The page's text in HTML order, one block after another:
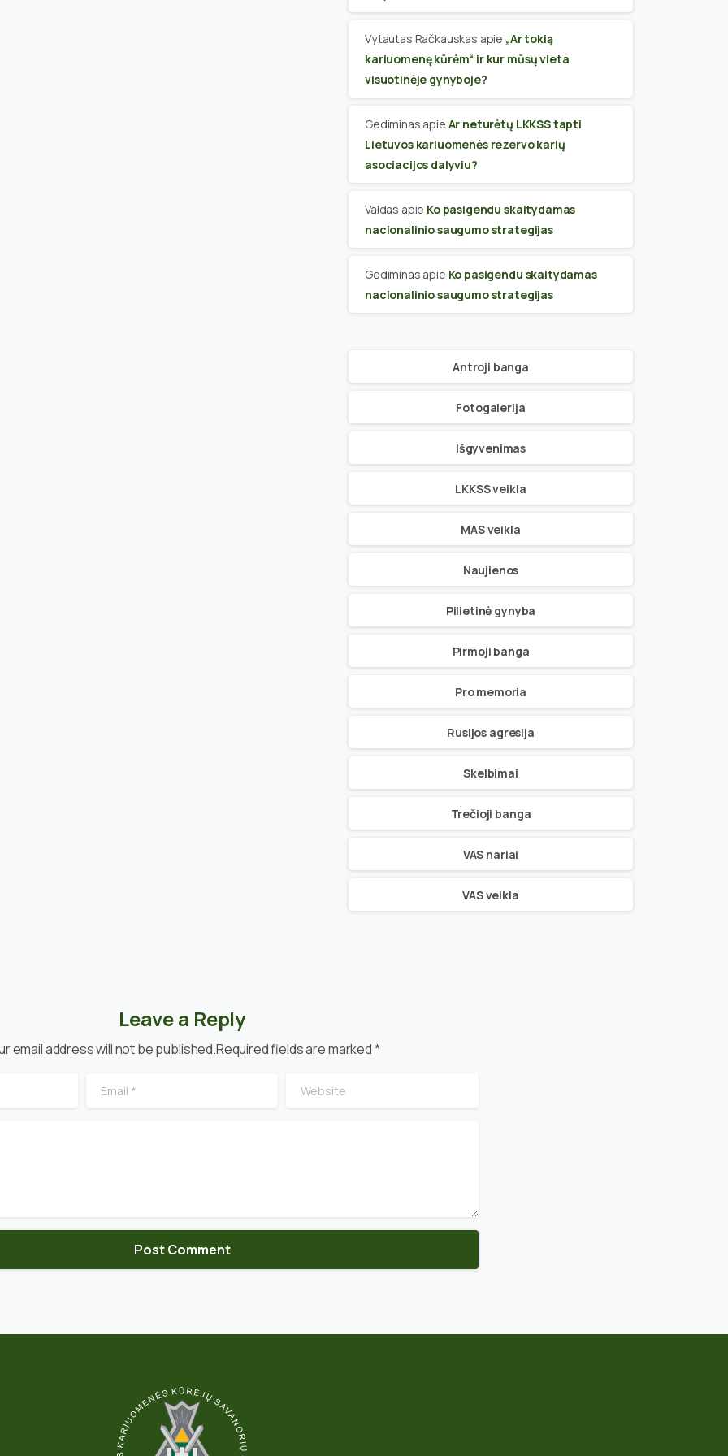
Vytautas Račkauskas apie „Ar tokią
kariuomenę kūrėm“ ir kur mūsų vieta
visuotinėje gynyboje?
Gediminas apie Ar neturėtų LKKSS tapti
Lietuvos kariuomenės rezervo karių
asociacijos dalyviu?
Valdas apie Ko pasigendu skaitydamas
nacionalinio saugumo strategijas
Gediminas apie Ko pasigendu skaitydamas
nacionalinio saugumo strategijas
Antroji banga
Fotogalerija
Išgyvenimas
LKKSS veikla
MAS veikla
Naujienos
Pilietinė gynyba
Pirmoji banga
Pro memoria
Rusijos agresija
Skelbimai
Trečioji banga
VAS nariai
VAS veikla
Leave a Reply
email address will not be published.Required fields are marked *
Email Website